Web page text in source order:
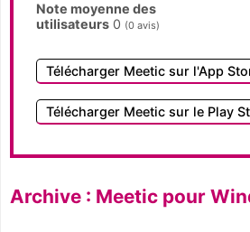
Note moyenne des
utilisateurs 0 (0 avis)
Télécharger Meetic sur l'App
Télécharger Meetic sur le Play
Archive : Meetic pour